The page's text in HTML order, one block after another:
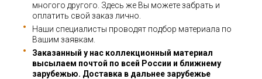
многого другого. Здесь же Вы можете забрать и
оплатить свой заказ лично.
Наши специалисты проводят подбор материала по
Вашим заявкам.
Заказанный у нас коллекционный материал
высылаем почтой по всей России и ближнему
зарубежью. Доставка в дальнее зарубежье